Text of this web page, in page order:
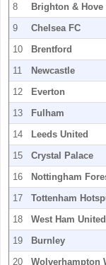
8
Brighton &
9
Chelsea FC
10
Brentford
11
Newcastle
12
Everton
13
Fulham
14
Leeds United
15
Crystal Palace
16
Nottingham
17
Tottenham
18
West Ham United
19
Burnley
20
Wolverhampton